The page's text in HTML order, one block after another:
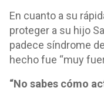
En cuanto a su
proteger a su hijo
padece síndrome
hecho fue “muy
“No sabes cómo